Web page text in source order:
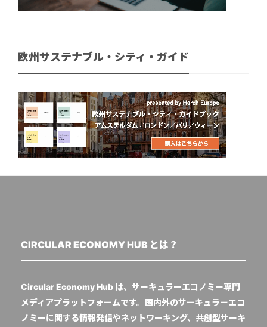
欧州サステナブル・シティ・ガイド
CIRCULAR ECONOMY HUB とは？
Circular Economy Hub は、サーキュラーエコノミー専門
メディアプラットフォームです。国内外のサーキュラーエコ
ノミーに関する情報発信やネットワーキング、共創型サーキ